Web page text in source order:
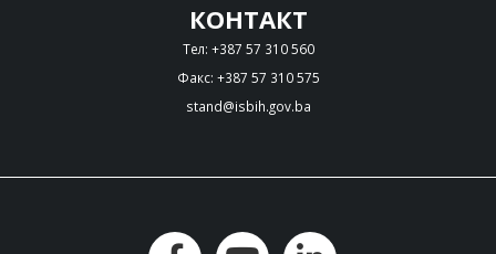
КОНТАКТ
Тел: +387 57 310 560
Факс: +387 57 310 575
stand@isbih.gov.ba